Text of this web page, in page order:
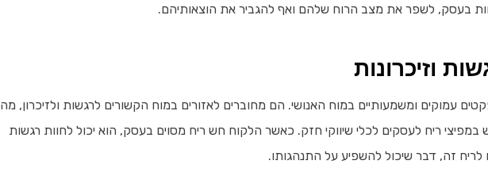
בעסק, לשפר את מצב הרוח שלהם ואף להגביר את הוצאותיהם.
וזיכרונות
עמוקים ומשמעותיים במוח האנושי. הם מחוברים לאזורים במוח הקשורים לרגשות ולזיכרון, מה
ריח לעסקים לכלי שיווקי חזק. כאשר הלקוח חש ריח מסוים בעסק, הוא יכול לחוות רגשות
לריח זה, דבר שיכול להשפיע על התנהגותו.